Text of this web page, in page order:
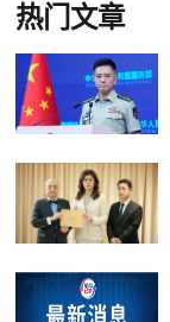
热门文章